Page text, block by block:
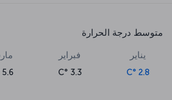
متوسط درجة الحرارة
يناير
2.8 °C
فبراير
3.3 °C
5.6 °C